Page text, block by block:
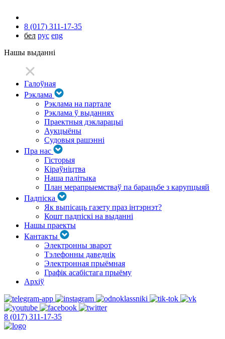
8 (017) 311-17-35
бел рус eng
Нашы выданні
Галоўная
Рэклама
Рэклама на партале
Рэклама ў выданнях
Праектныя дэкларацыі
Аукцыёны
Судовыя рашэнні
Пра нас
Гісторыя
Кіраўніцтва
Наша палітыка
План мерапрыемстваў па барацьбе з карупцыяй
Падпіска
Як выпісаць газету праз інтэрнэт?
Кошт падпіскі на выданні
Нашы праекты
Кантакты
Электронны зварот
Тэлефонны даведнік
Электронная прыёмная
Графік асабістага прыёму
Архіў
8 (017) 311-17-35